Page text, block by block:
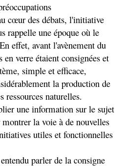
cœur des débats, l'initiative
rappelle une époque où le
effet, avant l'avènement du
verre étaient consignées et
simple et efficace,
la production de
ressources naturelles.
une information sur le sujet
la voie à de nouvelles
utiles et fonctionnelles
parler de la consigne